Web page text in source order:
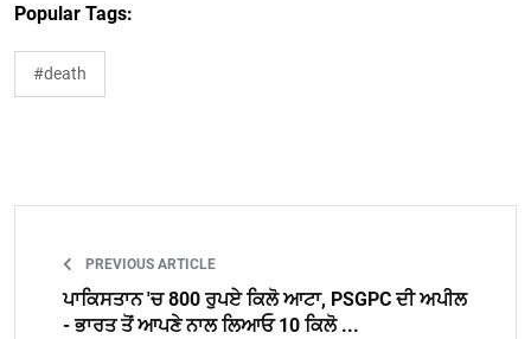
Popular Tags:
#death
PREVIOUS ARTICLE
ਪਾਕਿਸਤਾਨ 'ਚ 800 ਰੁਪਏ ਕਿਲੋ ਆਟਾ, PSGPC ਦੀ ਅਪੀਲ
- ਭਾਰਤ ਤੋਂ ਆਪਣੇ ਨਾਲ ਲਿਆਓ 10 ਕਿਲੋ ...